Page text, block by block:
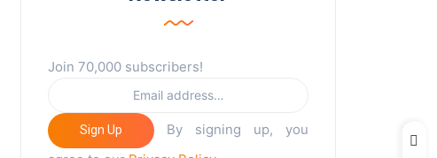
Join 70,000 subscribers!
Sign Up
By signing up, you